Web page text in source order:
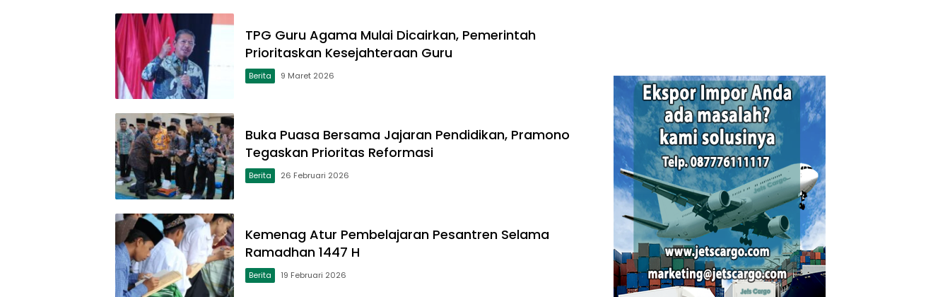
TPG Guru Agama Mulai Dicairkan, Pemerintah
Prioritaskan Kesejahteraan Guru
Berita 9 Maret 2026
Buka Puasa Bersama Jajaran Pendidikan, Pramono
Tegaskan Prioritas Reformasi
Berita 26 Februari 2026
Kemenag Atur Pembelajaran Pesantren Selama
Ramadhan 1447 H
Berita 19 Februari 2026